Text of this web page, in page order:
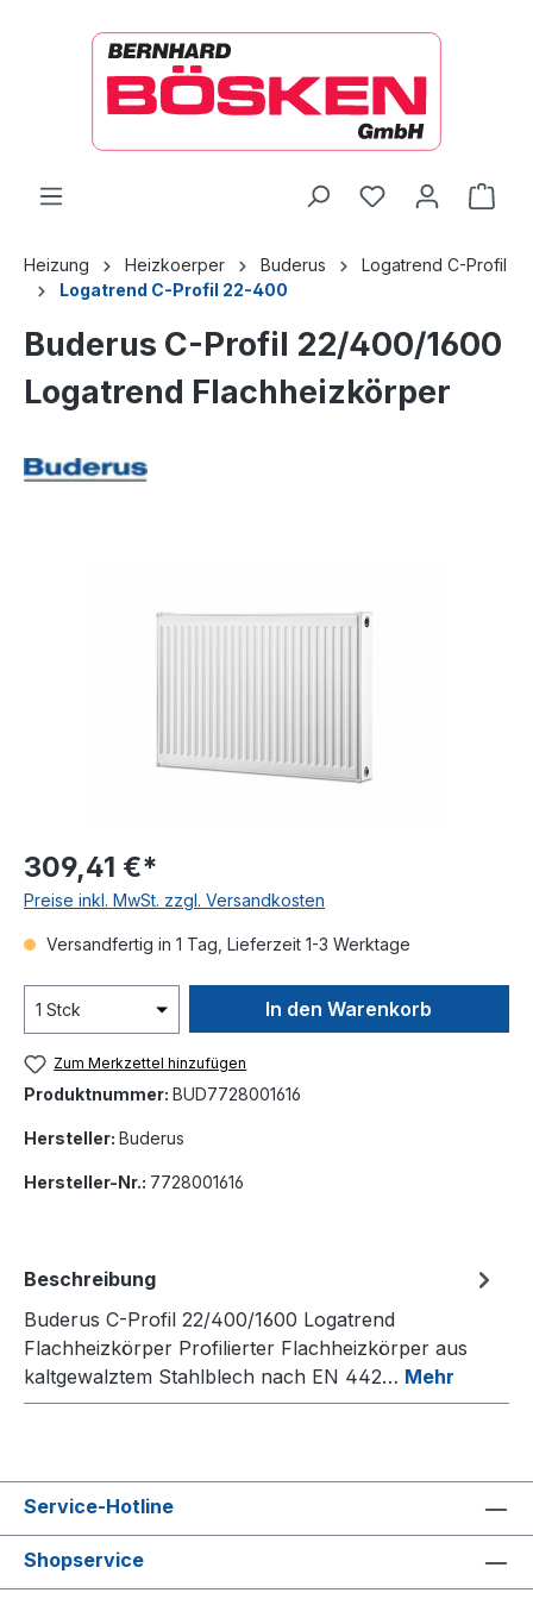
Heizung Heizkoerper Buderus
Logatrend C-Profil
Logatrend C-Profil 22-400
Buderus C-Profil 22/400/1600
Logatrend Flachheizkörper
309,41 €*
Preise inkl. MwSt. zzgl. Versandkosten
Versandfertig in 1 Tag, Lieferzeit 1-3 Werktage
In den Warenkorb
Zum Merkzettel hinzufügen
Produktnummer: BUD7728001616
Hersteller: Buderus
Hersteller-Nr.: 7728001616
Beschreibung
Buderus C-Profil 22/400/1600 Logatrend
Flachheizkörper Profilierter Flachheizkörper aus
kaltgewalztem Stahlblech nach EN 442… Mehr
Service-Hotline
Shopservice